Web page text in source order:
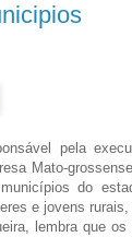
pela
Mato-
do
e jovens
lembra que